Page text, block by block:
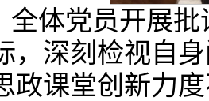
全体党员开展
，深刻检视自
政课堂创新力